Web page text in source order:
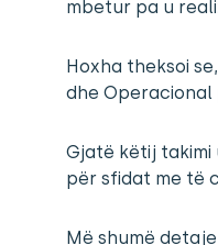
mbetur pa u
Hoxha theksoi
dhe Operacional
Gjatë këtij takimi
për sfidat me të
Më shumë